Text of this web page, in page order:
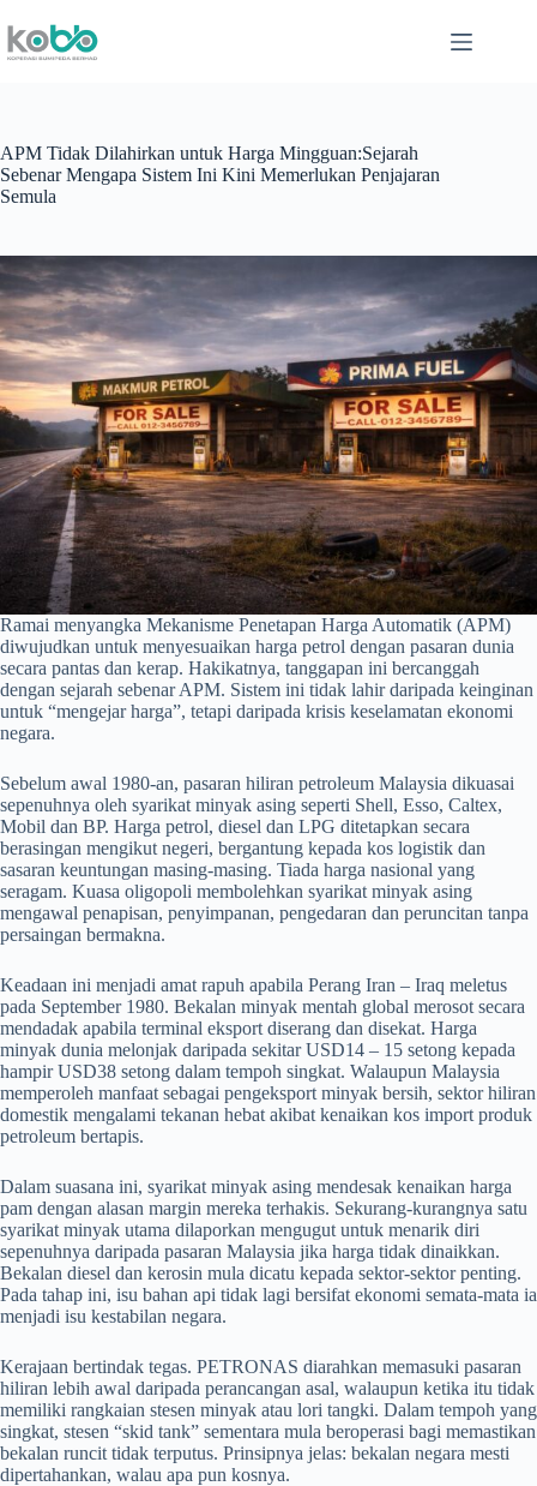
to
content
APM Tidak Dilahirkan untuk Harga Mingguan:Sejarah
Sebenar Mengapa Sistem Ini Kini Memerlukan Penjajaran
Semula
Ramai menyangka Mekanisme Penetapan Harga Automatik (APM)
diwujudkan untuk menyesuaikan harga petrol dengan pasaran dunia
secara pantas dan kerap. Hakikatnya, tanggapan ini bercanggah
dengan sejarah sebenar APM. Sistem ini tidak lahir daripada keinginan
untuk “mengejar harga”, tetapi daripada krisis keselamatan ekonomi
negara.
Sebelum awal 1980-an, pasaran hiliran petroleum Malaysia dikuasai
sepenuhnya oleh syarikat minyak asing seperti Shell, Esso, Caltex,
Mobil dan BP. Harga petrol, diesel dan LPG ditetapkan secara
berasingan mengikut negeri, bergantung kepada kos logistik dan
sasaran keuntungan masing-masing. Tiada harga nasional yang
seragam. Kuasa oligopoli membolehkan syarikat minyak asing
mengawal penapisan, penyimpanan, pengedaran dan peruncitan tanpa
persaingan bermakna.
Keadaan ini menjadi amat rapuh apabila Perang Iran – Iraq meletus
pada September 1980. Bekalan minyak mentah global merosot secara
mendadak apabila terminal eksport diserang dan disekat. Harga
minyak dunia melonjak daripada sekitar USD14 – 15 setong kepada
hampir USD38 setong dalam tempoh singkat. Walaupun Malaysia
memperoleh manfaat sebagai pengeksport minyak bersih, sektor hiliran
domestik mengalami tekanan hebat akibat kenaikan kos import produk
petroleum bertapis.
Dalam suasana ini, syarikat minyak asing mendesak kenaikan harga
pam dengan alasan margin mereka terhakis. Sekurang-kurangnya satu
syarikat minyak utama dilaporkan mengugut untuk menarik diri
sepenuhnya daripada pasaran Malaysia jika harga tidak dinaikkan.
Bekalan diesel dan kerosin mula dicatu kepada sektor-sektor penting.
Pada tahap ini, isu bahan api tidak lagi bersifat ekonomi semata-mata ia
menjadi isu kestabilan negara.
Kerajaan bertindak tegas. PETRONAS diarahkan memasuki pasaran
hiliran lebih awal daripada perancangan asal, walaupun ketika itu tidak
memiliki rangkaian stesen minyak atau lori tangki. Dalam tempoh yang
singkat, stesen “skid tank” sementara mula beroperasi bagi memastikan
bekalan runcit tidak terputus. Prinsipnya jelas: bekalan negara mesti
dipertahankan, walau apa pun kosnya.